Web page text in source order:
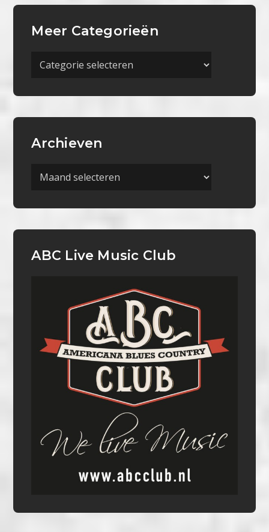
Meer Categorieën
Meer
Archieven
Archieven
ABC Live Music Club